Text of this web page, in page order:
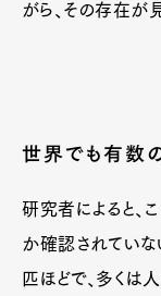
がら、その存在が
世界でも有数
研究者によると、
か確認されてい
匹ほどで、多くは